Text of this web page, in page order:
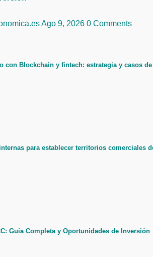
Ago 9, 2026 0 Comments
con Blockchain y fintech: estrategia y casos de
para establecer territorios comerciales
Guía Completa y Oportunidades de Inversión